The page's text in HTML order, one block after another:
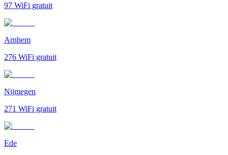
97 WiFi gratuit
Arnhem
276 WiFi gratuit
Nijmegen
271 WiFi gratuit
Ede